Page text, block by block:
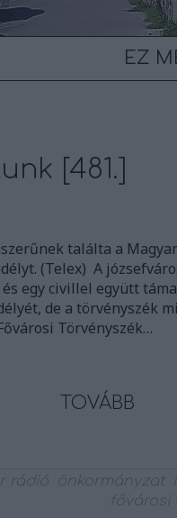
EZ
[481.]
találta a
(Telex) A
egy civillel együtt
de a törvényszék
Törvényszék…
TOVÁBB
rádió
önkormányzat
fővárosi